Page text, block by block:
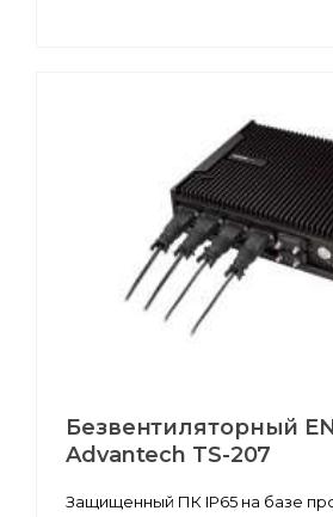
Безвентиляторный
Advantech TS-207
Защищенный ПК IP65 на базе